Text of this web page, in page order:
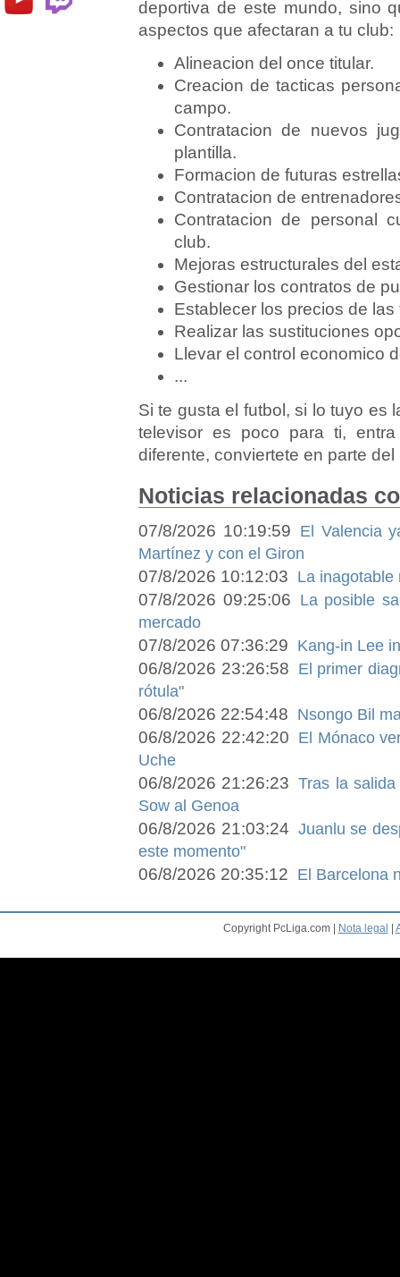
deportiva de este mundo, sino
aspectos que afectaran a tu club:
Alineacion del once titular.
Creacion de tacticas
campo.
Contratacion de nuevos
plantilla.
Formacion de futuras
Contratacion de
Contratacion de personal
club.
Mejoras estructurales del
Gestionar los contratos de
Establecer los precios de
Realizar las sustituciones
Llevar el control economico
...
Si te gusta el futbol, si lo tuyo es
televisor es poco para ti,
diferente, conviertete en parte
Noticias relacionadas
07/8/2026 10:19:59 El Valencia
Martínez y con el Giron
07/8/2026 10:12:03 La inagotable
07/8/2026 09:25:06 La posible
mercado
07/8/2026 07:36:29 Kang-in Lee
06/8/2026 23:26:58 El primer
rótula"
06/8/2026 22:54:48 Nsongo Bil
06/8/2026 22:42:20 El Mónaco
Uche
06/8/2026 21:26:23 Tras la
Sow al Genoa
06/8/2026 21:03:24 Juanlu se
este momento"
06/8/2026 20:35:12 El Barcelona
Copyright PcLiga.com | Nota legal